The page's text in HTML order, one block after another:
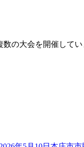
の大会を開催して